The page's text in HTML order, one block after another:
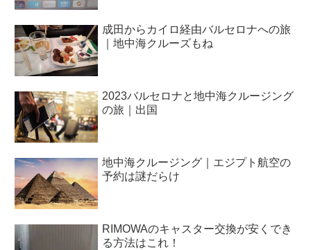
成田からカイロ経由バルセロナへの旅
｜地中海クルーズもね
2023バルセロナと地中海クルージング
の旅｜出国
地中海クルージング｜エジプト航空の
予約は謎だらけ
RIMOWAのキャスター交換が安くでき
る方法はこれ！